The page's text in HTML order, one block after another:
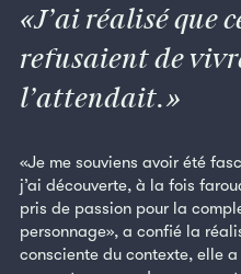
J’ai réalisé que
refusaient de
l’attendait.
«Je me souviens avoir été
j’ai découverte, à la fois
pris de passion pour la
personnage», a confié la
consciente du contexte, elle